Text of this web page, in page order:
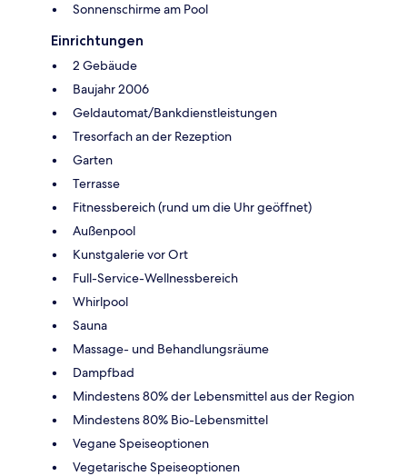
Sonnenschirme am Pool
Einrichtungen
2 Gebäude
Baujahr 2006
Geldautomat/Bankdienstleistungen
Tresorfach an der Rezeption
Garten
Terrasse
Fitnessbereich (rund um die Uhr geöffnet)
Außenpool
Kunstgalerie vor Ort
Full-Service-Wellnessbereich
Whirlpool
Sauna
Massage- und Behandlungsräume
Dampfbad
Mindestens 80% der Lebensmittel aus der Region
Mindestens 80% Bio-Lebensmittel
Vegane Speiseoptionen
Vegetarische Speiseoptionen